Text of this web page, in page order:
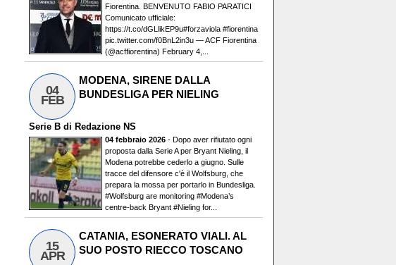
Fiorentina. BENVENUTO FABIO PARATICI️
Comunicato ufficiale:
https://t.co/dGLlikEP9u#forzaviola #fiorentina
pic.twitter.com/f0BnL2in3u — ACF Fiorentina
(@acffiorentina) February 4,...
04
FEB
MODENA, SIRENE DALLA
BUNDESLIGA PER NIELING
Serie B di Redazione NS
04 febbraio 2026 - Dopo aver rifiutato ogni
proposta dalla Serie A per Bryant Nieling, il
Modena potrebbe cederlo a giugno. Sulle
tracce del difensore c'è il Wolfsburg, che
prepara la mossa per portarlo in Bundesliga.
#Wolfsburg are monitoring #Modena’s
centre-back Bryant #Nieling for...
15
APR
CATANIA, ESONERATO VIALI. AL
SUO POSTO RIECCO TOSCANO